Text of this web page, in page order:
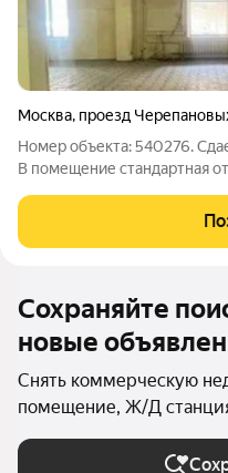
Москва, проезд
Номер объекта: 540276.
В помещение стандартная
Стоимость-2750 рублей/м2
станции Мцк Коптево,
Сохраняйте
новые
Снять коммерческую
помещение, Ж/Д
и МО